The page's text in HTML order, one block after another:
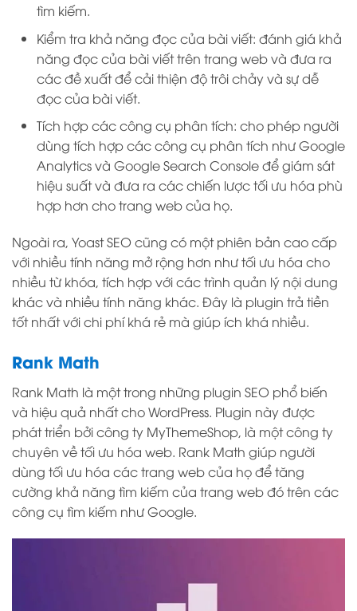
tìm kiếm.
Kiểm tra khả năng đọc của bài viết: đánh giá khả
năng đọc của bài viết trên trang web và đưa ra
các đề xuất để cải thiện độ trôi chảy và sự dễ
đọc của bài viết.
Tích hợp các công cụ phân tích: cho phép người
dùng tích hợp các công cụ phân tích như Google
Analytics và Google Search Console để giám sát
hiệu suất và đưa ra các chiến lược tối ưu hóa phù
hợp hơn cho trang web của họ.
Ngoài ra, Yoast SEO cũng có một phiên bản cao cấp
với nhiều tính năng mở rộng hơn như tối ưu hóa cho
nhiều từ khóa, tích hợp với các trình quản lý nội dung
khác và nhiều tính năng khác. Đây là plugin trả tiền
tốt nhất với chi phí khá rẻ mà giúp ích khá nhiều.
Rank Math
Rank Math là một trong những plugin SEO phổ biến
và hiệu quả nhất cho WordPress. Plugin này được
phát triển bởi công ty MyThemeShop, là một công ty
chuyên về tối ưu hóa web. Rank Math giúp người
dùng tối ưu hóa các trang web của họ để tăng
cường khả năng tìm kiếm của trang web đó trên các
công cụ tìm kiếm như Google.